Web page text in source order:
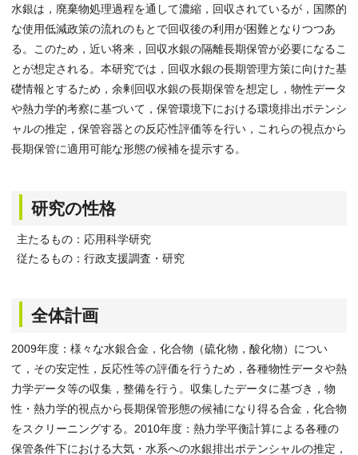
水銀は，廃棄物処理過程を通して濃縮，回収されているが，国際的
な使用低減政策の流れのもとで回収後の利用が困難となりつつあ
る。このため，近い将来，回収水銀の隔離長期保管が必要になるこ
とが想定される。本研究では，回収水銀の長期管理方策に向けた基
礎情報とするため，余剰回収水銀の長期保管を想定し，物性データ
や熱力学的考察に基づいて，保管環境下における環境排出ポテンシ
ャルの推定，保管容器との反応性評価等を行い，これらの視点から
長期保管に適用可能な形態の候補を提示する。
研究の性格
主たるもの：応用科学研究
従たるもの：行政支援調査・研究
全体計画
2009年度：様々な水銀合金，化合物（硫化物，酸化物）につい
て，その安定性，反応性等の評価を行うため，各種物性データや熱
力学データ等の収集，整備を行う。収集したデータに基づき，物
性・熱力学的視点から長期保管形態の候補になり得る合金，化合物
をスクリーニングする。2010年度：熱力学平衡計算による各種の
保管条件下における大気・水系への水銀排出ポテンシャルの推定，